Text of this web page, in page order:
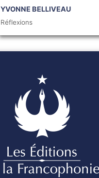
YVONNE BELLIVEAU
Réflexions